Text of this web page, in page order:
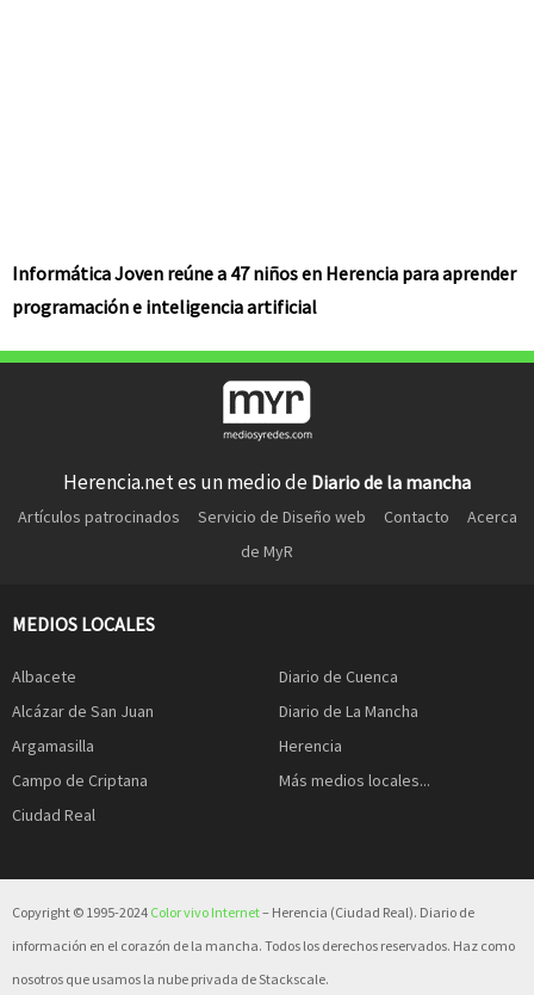
Informática Joven reúne a 47 niños en Herencia para aprender
programación e inteligencia artificial
Herencia.net es un medio de Diario de la mancha
Artículos patrocinados Servicio de Diseño web Contacto
Acerca
de MyR
MEDIOS LOCALES
Albacete
Alcázar de San Juan
Argamasilla
Campo de Criptana
Ciudad Real
Diario de Cuenca
Diario de La Mancha
Herencia
Más medios locales...
Copyright © 1995-2024 Color vivo Internet– Herencia (Ciudad Real). Diario de
información en el corazón de la mancha. Todos los derechos reservados. Haz como
nosotros que usamos la nube privada de Stackscale.